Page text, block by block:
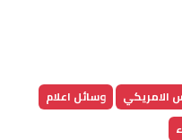
الامريكي
وسائل اعلام